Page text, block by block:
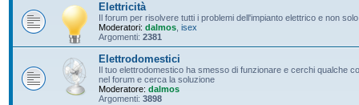
Elettricità
Il forum per risolvere tutti i problemi dell'impianto elettrico e non solo
Moderatori: dalmos isex
Argomenti: 2381
Elettrodomestici
Il tuo elettrodomestico ha smesso di funzionare e cerchi qualche
nel forum e cerca la soluzione
Moderatore: dalmos
Argomenti: 3898